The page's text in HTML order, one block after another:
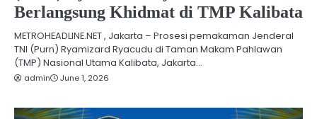
Berlangsung Khidmat di TMP Kalibata
METROHEADLINE.NET , Jakarta – Prosesi pemakaman Jenderal
TNI (Purn) Ryamizard Ryacudu di Taman Makam Pahlawan
(TMP) Nasional Utama Kalibata, Jakarta…
admin June 1, 2026